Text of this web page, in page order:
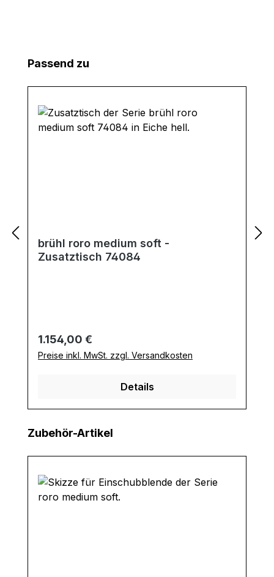
Produktgalerie überspringen
Passend zu
brühl roro medium soft -
Zusatztisch 74084
Regulärer Preis:
1.154,00 €
Preise inkl. MwSt. zzgl. Versandkosten
Details
Produktgalerie überspringen
Zubehör-Artikel